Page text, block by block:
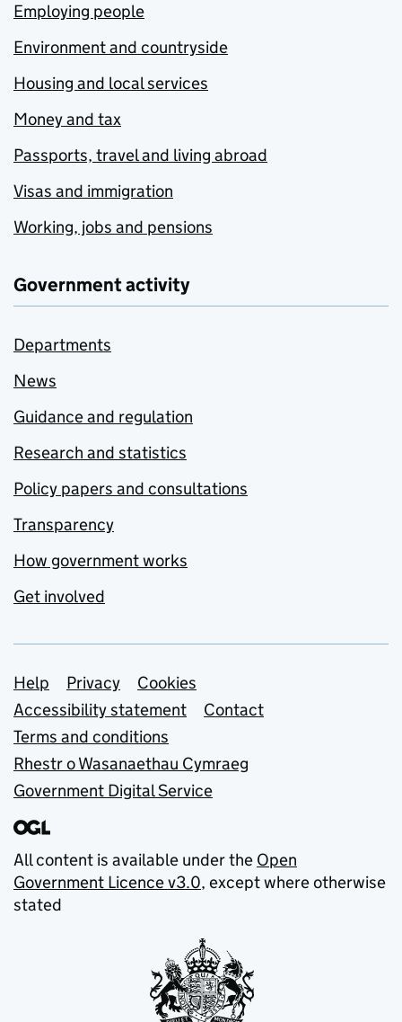
Employing people
Environment and countryside
Housing and local services
Money and tax
Passports, travel and living abroad
Visas and immigration
Working, jobs and pensions
Government activity
Departments
News
Guidance and regulation
Research and statistics
Policy papers and consultations
Transparency
How government works
Get involved
Support links
Help Privacy
Cookies
Accessibility statement
Contact
Terms and conditions
Rhestr o Wasanaethau Cymraeg
Government Digital Service
All content is available under the Open
Government Licence v3.0, except where otherwise
stated